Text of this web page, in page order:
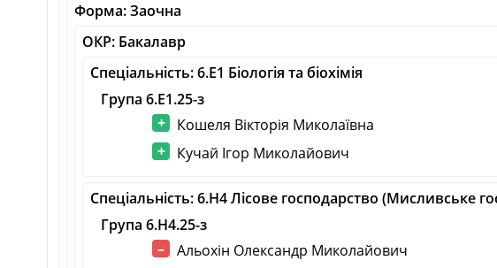
Форма: Заочна
ОКР: Бакалавр
Спеціальність: 6.E1 Біологія та біохімія
Група 6.E1.25-з
Кошеля Вікторія Миколаївна
Кучай Ігор Миколайович
Спеціальність: 6.H4 Лісове господарство (Мисливське
Група 6.H4.25-з
Альохін Олександр Миколайович